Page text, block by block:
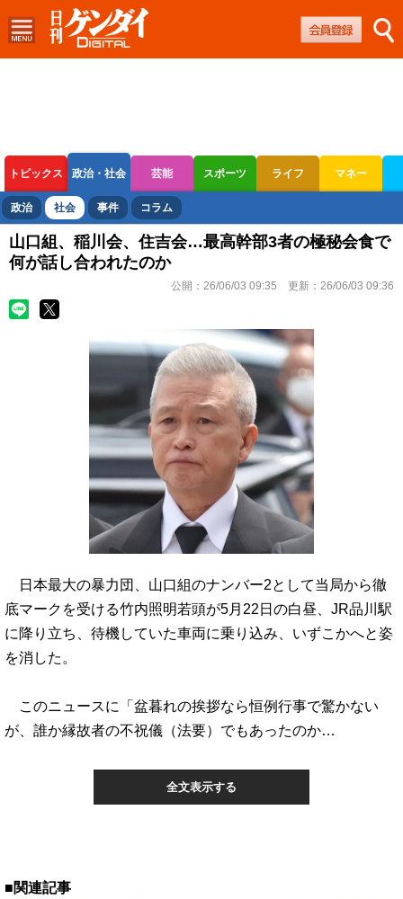
トピックス 政治・社会 芸能 スポーツ ライフ マネー
ボートレース 競輪 オートレース
政治 社会 事件 コラム
山口組、稲川会、住吉会…最高幹部3者の極秘会食で
何が話し合われたのか
公開： 26/06/03 09:35 更新： 26/06/03 09:36
日本最大の暴力団、山口組のナンバー2として当局から徹
底マークを受ける竹内照明若頭が5月22日の白昼、JR品川駅
に降り立ち、待機していた車両に乗り込み、いずこかへと姿
を消した。
このニュースに「盆暮れの挨拶なら恒例行事で驚かない
が、誰か縁故者の不祝儀（法要）でもあったのか…
全文表示する
■関連記事